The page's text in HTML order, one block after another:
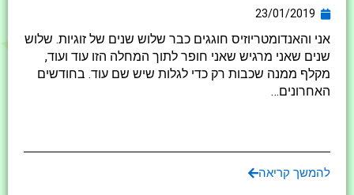
23/01/2019
אני והאנדומטריוזיס חוגגים כבר שלוש שנים של זוגיות. שלוש
שנים שאני מרגיש שאני חופר לתוך המחלה הזו עוד ועוד,
מקלף ממנה שכבות רק כדי לגלות שיש שם עוד. בחודשים
האחרונים…
להמשך קריאה